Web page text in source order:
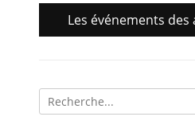
Les événements des
Recherche
pour: